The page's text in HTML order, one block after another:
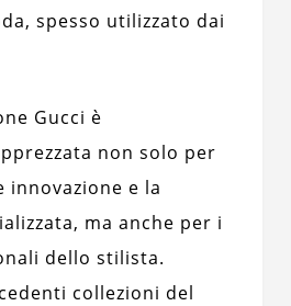
spesso utilizzato dai
Gucci è
non solo per
innovazione e la
ma anche per i
dello stilista.
collezioni del